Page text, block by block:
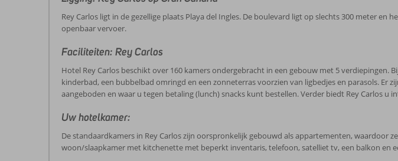
Rey Carlos ligt in de gezellige plaats Playa del Ingles. De boulevard ligt op slechts 300 meter
openbaar vervoer.
Faciliteiten: Rey Carlos
Hotel Rey Carlos beschikt over 160 kamers ondergebracht in een gebouw met 5
kinderbad, een bubbelbad omringd en een zonneterras voorzien van ligbedjes en parasols.
aangeboden en waar u tegen betaling (lunch) snacks kunt bestellen. Verder biedt Rey Carlos u
Uw hotelkamer:
De standaardkamers in Rey Carlos zijn oorspronkelijk gebouwd als appartementen, waardoor
woon/slaapkamer met kitchenette met beperkt inventaris, telefoon, satelliet tv, een balkon en